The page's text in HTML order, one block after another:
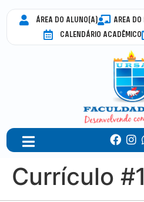
ÁREA DO ALUNO(A) AREA DO
CALENDÁRIO ACADÊMICO
Currículo